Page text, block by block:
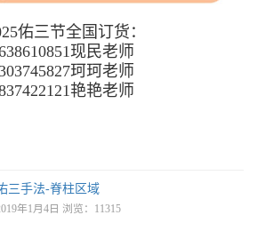
佑三节全国订货：
现民老师
珂珂老师
艳艳老师
三手法-脊柱区域
年1月4日 浏览：11315